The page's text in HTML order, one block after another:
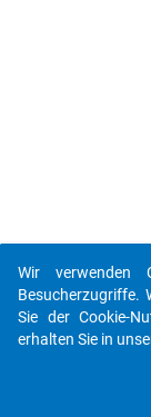
Wir verwenden
Besucherzugriffe.
Sie der Cookie-
erhalten Sie in